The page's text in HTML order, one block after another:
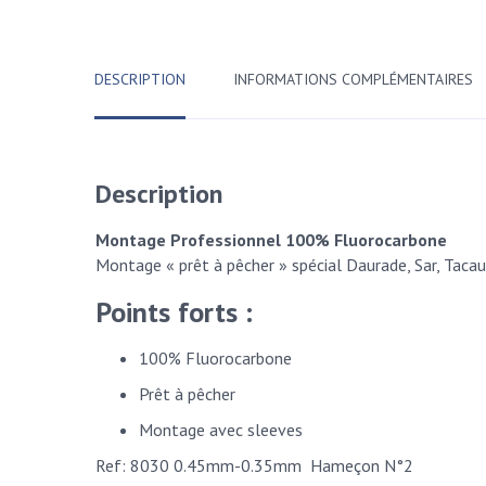
DESCRIPTION INFORMATIONS COMPLÉMENTAIRES
Description
Montage Professionnel 100% Fluorocarbone
Montage « prêt à pêcher » spécial Daurade, Sar,
Points forts :
100% Fluorocarbone
Prêt à pêcher
Montage avec sleeves
Ref: 8030 0.45mm-0.35mm Hameçon N°2